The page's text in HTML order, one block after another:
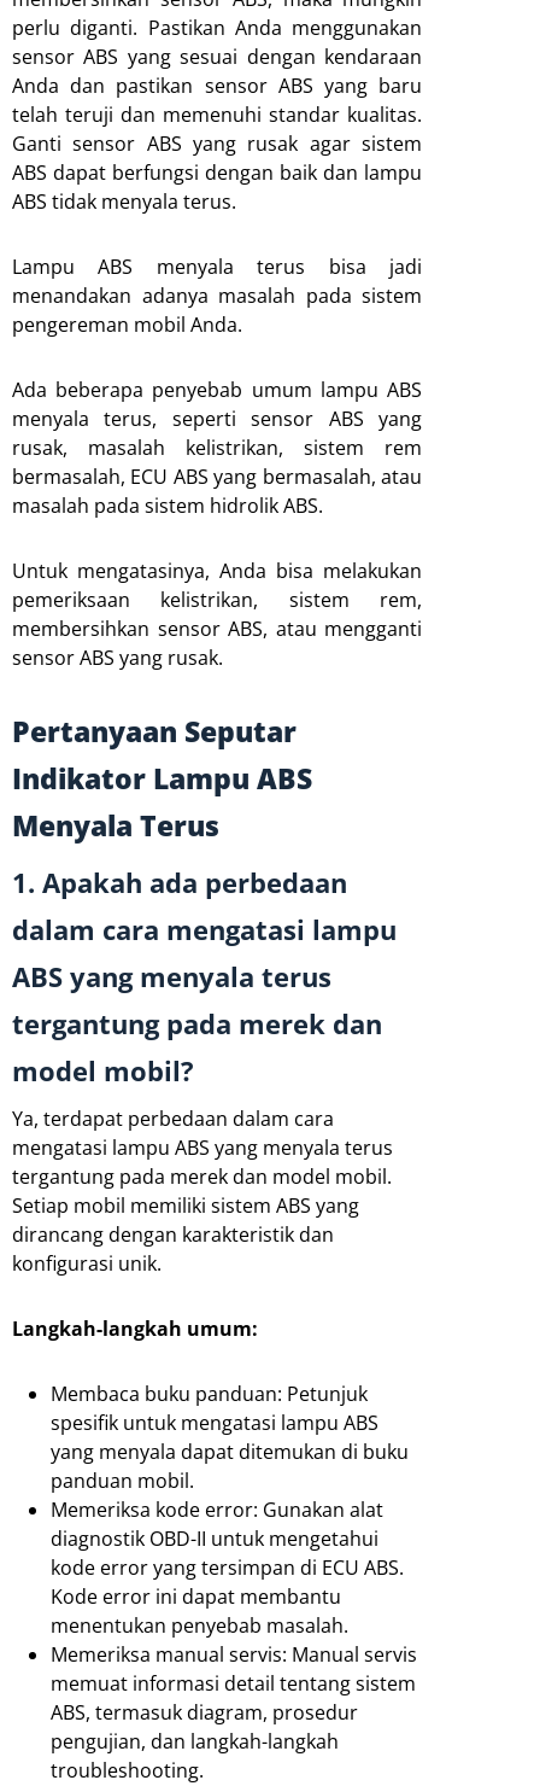
perlu diganti. Pastikan Anda menggunakan
sensor ABS yang sesuai dengan kendaraan
Anda dan pastikan sensor ABS yang baru
telah teruji dan memenuhi standar kualitas.
Ganti sensor ABS yang rusak agar sistem
ABS dapat berfungsi dengan baik dan lampu
ABS tidak menyala terus.
Lampu ABS menyala terus bisa jadi
menandakan adanya masalah pada sistem
pengereman mobil Anda.
Ada beberapa penyebab umum lampu ABS
menyala terus, seperti sensor ABS yang
rusak, masalah kelistrikan, sistem rem
bermasalah, ECU ABS yang bermasalah, atau
masalah pada sistem hidrolik ABS.
Untuk mengatasinya, Anda bisa melakukan
pemeriksaan kelistrikan, sistem rem,
membersihkan sensor ABS, atau mengganti
sensor ABS yang rusak.
Pertanyaan Seputar
Indikator Lampu ABS
Menyala Terus
1. Apakah ada perbedaan
dalam cara mengatasi lampu
ABS yang menyala terus
tergantung pada merek dan
model mobil?
Ya, terdapat perbedaan dalam cara
mengatasi lampu ABS yang menyala terus
tergantung pada merek dan model mobil.
Setiap mobil memiliki sistem ABS yang
dirancang dengan karakteristik dan
konfigurasi unik.
Langkah-langkah umum:
Membaca buku panduan: Petunjuk
spesifik untuk mengatasi lampu ABS
yang menyala dapat ditemukan di buku
panduan mobil.
Memeriksa kode error: Gunakan alat
diagnostik OBD-II untuk mengetahui
kode error yang tersimpan di ECU ABS.
Kode error ini dapat membantu
menentukan penyebab masalah.
Memeriksa manual servis: Manual servis
memuat informasi detail tentang sistem
ABS, termasuk diagram, prosedur
pengujian, dan langkah-langkah
troubleshooting.